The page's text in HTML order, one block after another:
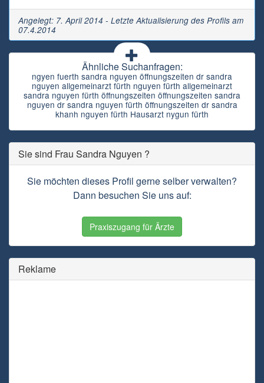
Angelegt: 7. April 2014 - Letzte Aktualisierung des Profils am
07.4.2014
Ähnliche Suchanfragen:
ngyen fuerth sandra nguyen öffnungszeiten dr sandra
nguyen allgemeinarzt fürth nguyen fürth allgemeinarzt
sandra nguyen fürth öffnungszeiten öffnungszeiten sandra
nguyen dr sandra nguyen fürth öffnungszeiten dr sandra
khanh nguyen fürth Hausarzt nygun fürth
Sie sind Frau Sandra Nguyen ?
Sie möchten dieses Profil gerne selber verwalten?
Dann besuchen Sie uns auf:
Praxiszugang für Ärzte
Reklame